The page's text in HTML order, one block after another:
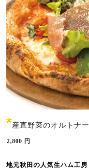
産直野菜のオルトナ
2,800 円
地元秋田の人気生ハム工